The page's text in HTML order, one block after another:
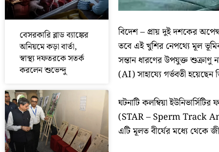
বেসরকারি ব্লাড ব্যাঙ্কের
অনিয়মে কড়া বার্তা,
স্বাস্থ্য দফতরকে সতর্ক
করলেন শুভেন্দু
বিদেশ – প্রায় দুই দশকের
তবে এই খুশির নেপথ্যে মূল
সন্তান ধারণের উপযুক্ত শুক্রাণু
(AI) সাহায্যে গর্ভবতী হয়েছেন
ঘটনাটি কলম্বিয়া
(STAR – Sperm Track And
এটি মূলত বীর্যের মধ্যে থেকে